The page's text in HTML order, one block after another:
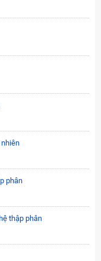
phân
thập phân